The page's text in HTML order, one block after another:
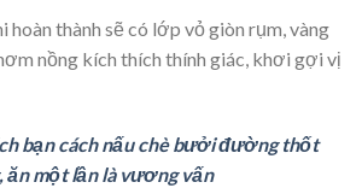
hoàn thành sẽ có lớp vỏ giòn rụm, vàng
nồng kích thích thính giác, khơi gợi vị
bạn cách nấu chè bưởi đường thốt
ăn một lần là vương vấn